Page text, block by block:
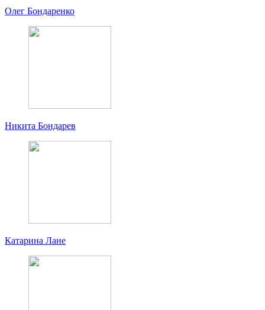
Олег Бондаренко
Никита Бондарев
Катарина Лане